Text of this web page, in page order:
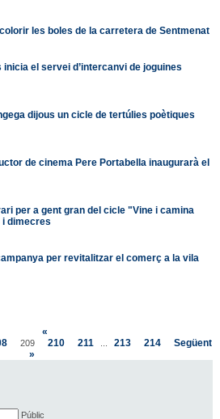
les boles de la carretera de Sentmenat
el servei d’intercanvi de joguines
dijous un cicle de tertúlies poètiques
de cinema Pere Portabella inaugurarà el
per a gent gran del cicle "Vine i camina
dimecres
per revitalitzar el comerç a la vila
«
209 210 211 213 214
Següent
»
Públic